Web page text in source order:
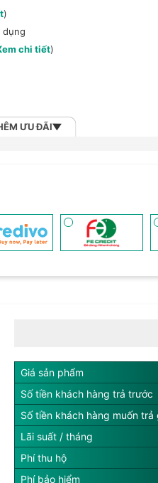
)
dụng
chi tiết)
ƯU ĐÃI
Giá sản phẩm
Số tiền khách hàng trả trước
Số tiền khách hàng muốn trả
Lãi suất / tháng
Phí thu hộ
Phí bảo hiểm